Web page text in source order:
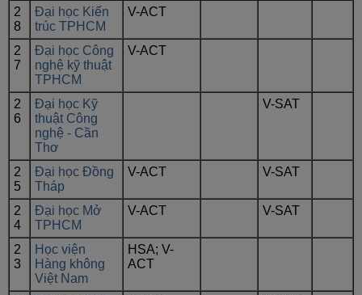
2
8
Đại học Kiến
trúc TPHCM
V-ACT
2
7
Đại học Công
nghệ kỹ thuật
TPHCM
V-ACT
2
6
Đại học Kỹ
thuật Công
nghệ - Cần
Thơ
V-SAT
2
5
Đại học Đồng
Tháp
V-ACT V-SAT
2
4
Đại học Mở
TPHCM
V-ACT V-SAT
2
3
Học viện
Hàng không
Việt Nam
HSA; V-
ACT